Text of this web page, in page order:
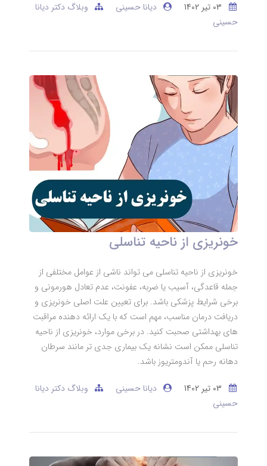
دیانا حسینی
وبلاگ دکتر دیانا
حسینی
خونریزی از ناحیه تناسلی
خونریزی از ناحیه تناسلی می تواند ناشی از عوامل مختلفی از
جمله قاعدگی، آسیب یا ضربه، عفونت، عدم تعادل هورمونی و
برخی شرایط پزشکی باشد. برای تعیین علت اصلی خونریزی و
دریافت درمان مناسب، مهم است که با یک ارائه دهنده مراقبت
های بهداشتی صحبت کنید. در برخی موارد، خونریزی از ناحیه
تناسلی ممکن است نشانه یک بیماری جدی تر مانند سرطان
دهانه رحم یا آندومتریوز باشد.
دیانا حسینی
وبلاگ دکتر دیانا
حسینی